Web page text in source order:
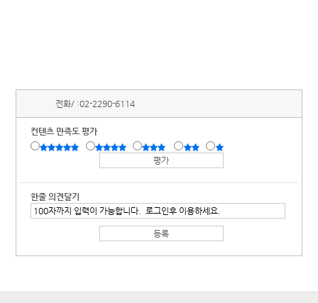
전화/ :02-2290-6114
컨텐츠 만족도 평가
한줄 의견달기